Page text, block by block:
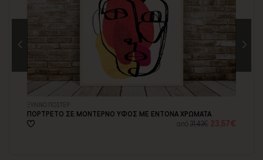
ΞΥΛΙΝΟ ΠΟΣΤΕΡ
ΠΟΡΤΡΕΤΟ ΣΕ ΜΟΝΤΕΡΝΟ ΥΦΟΣ ΜΕ ΕΝΤΟΝΑ ΧΡΩΜΑΤΑ
από31,43€ 23,57€